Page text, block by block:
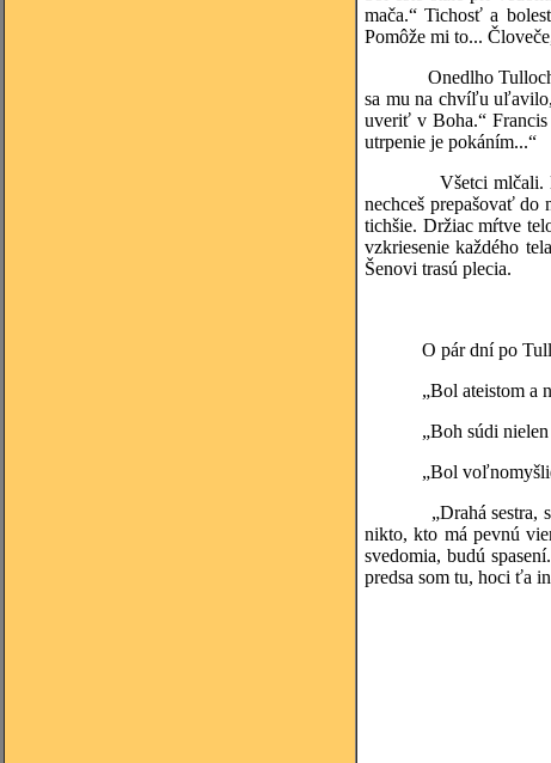
mača.“ Tichosť a
Pomôže mi to...
Onedlho Tulloch
sa mu na chvíľu
uveriť v Boha.“
utrpenie je pokáním...“
Všetci mlčali. Kňaz
nechceš prepašovať
tichšie. Držiac mŕtve
vzkriesenie každého
Šenovi trasú plecia.
O pár dní po
„Bol ateistom a
„Boh súdi nielen
„Bol
„Drahá sestra,
nikto, kto má pevnú
svedomia, budú
predsa som tu, hoci ťa
(spracované